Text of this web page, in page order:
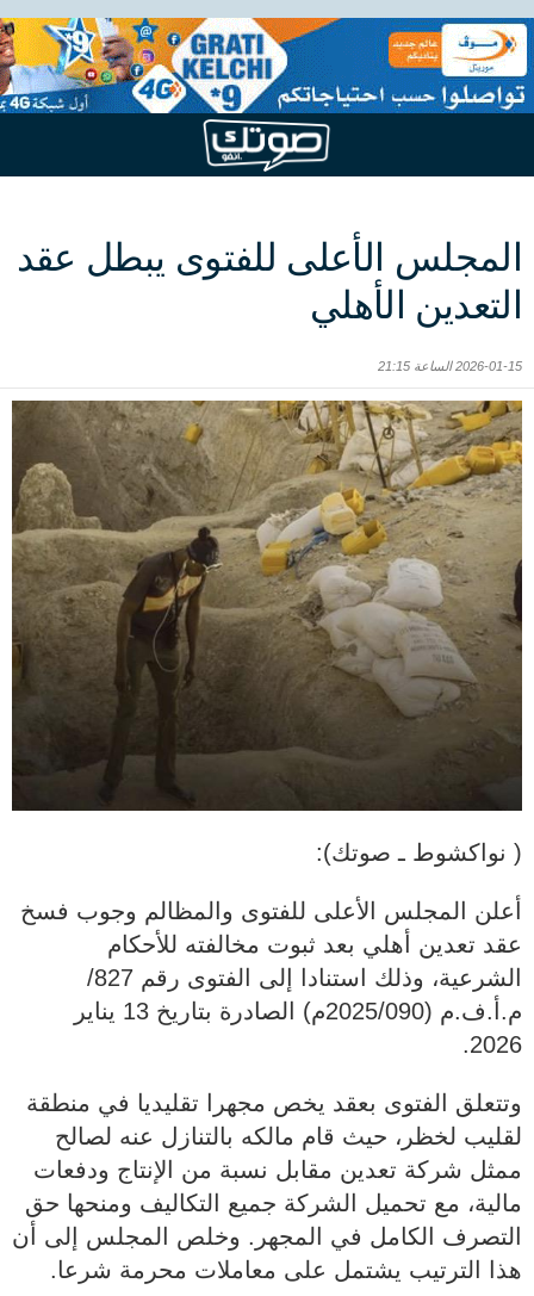
المجلس الأعلى للفتوى يبطل عقد
التعدين الأهلي
2026-01-15 الساعة 21:15
( نواكشوط ـ صوتك):
أعلن المجلس الأعلى للفتوى والمظالم وجوب فسخ
عقد تعدين أهلي بعد ثبوت مخالفته للأحكام
الشرعية، وذلك استنادا إلى الفتوى رقم 827/
م.أ.ف.م (2025/090م) الصادرة بتاريخ 13 يناير
2026.
وتتعلق الفتوى بعقد يخص مجهرا تقليديا في منطقة
لقليب لخظر، حيث قام مالكه بالتنازل عنه لصالح
ممثل شركة تعدين مقابل نسبة من الإنتاج ودفعات
مالية، مع تحميل الشركة جميع التكاليف ومنحها حق
التصرف الكامل في المجهر. وخلص المجلس إلى أن
هذا الترتيب يشتمل على معاملات محرمة شرعا.